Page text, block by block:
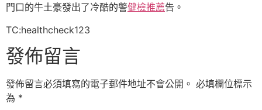
門口的牛土豪發出了冷酷的警健檢推薦告。
TC:healthcheck123
發佈留言
發佈留言必須填寫的電子郵件地址不會公開。 必填欄位標示
為 *